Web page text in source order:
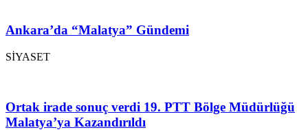
Ankara’da “Malatya” Gündemi
SİYASET
Ortak irade sonuç verdi 19. PTT Bölge Müdürlüğü
Malatya’ya Kazandırıldı